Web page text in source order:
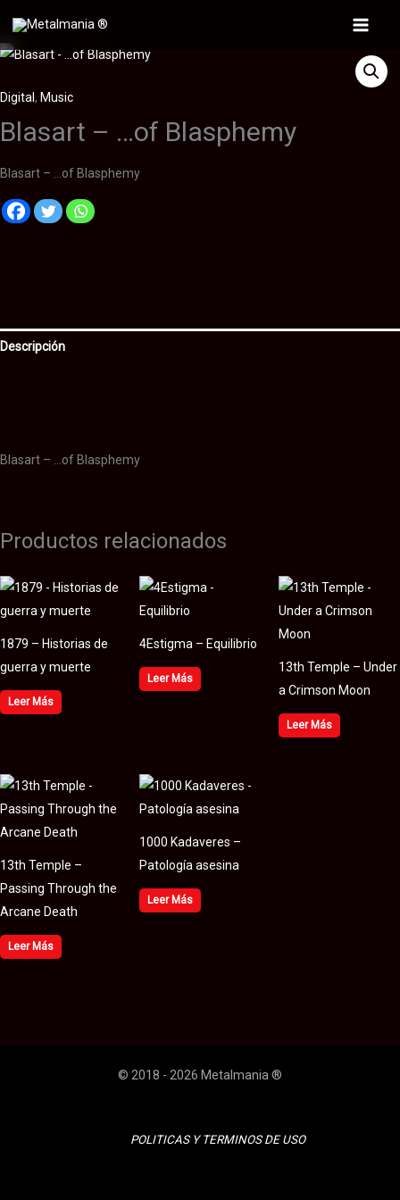
contenido
Main
Menu
Digital , Music
Blasart – …of Blasphemy
Blasart – …of Blasphemy
Descripción
Blasart – …of Blasphemy
Productos relacionados
1879 – Historias de
guerra y muerte
Leer Más
4Estigma – Equilibrio
Leer Más
13th Temple – Under
a Crimson Moon
Leer Más
13th Temple –
Passing Through the
Arcane Death
Leer Más
1000 Kadaveres –
Patología asesina
Leer Más
© 2018 - 2026 Metalmania ®
POLITICAS Y TERMINOS DE USO